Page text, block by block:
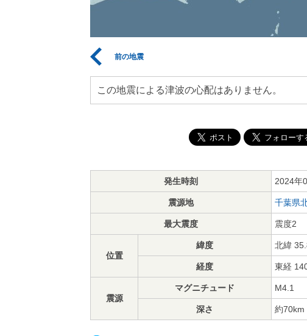
前の地震
この地震による津波の心配はありません。
発生時刻 2024年
震源地 千葉県
最大震度 震度2
位置
緯度 北緯
経度 東経
震源
マグニチュード M4.1
深さ 約70km